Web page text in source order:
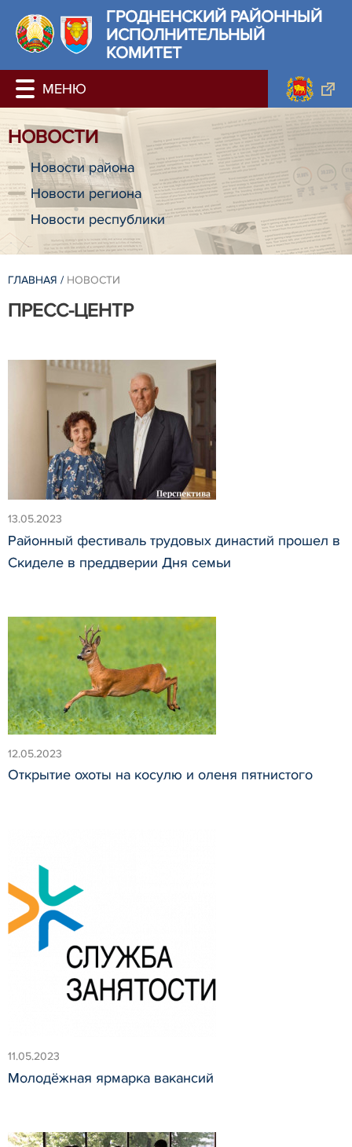
ГРОДНЕНСКИЙ РАЙОННЫЙ
ИСПОЛНИТЕЛЬНЫЙ
КОМИТЕТ
НОВОСТИ
Новости района
Новости региона
Новости республики
ГЛАВНАЯ / НОВОСТИ
ПРЕСС-ЦЕНТР
13.05.2023
Районный фестиваль трудовых династий прошел в
Скиделе в преддверии Дня семьи
12.05.2023
Открытие охоты на косулю и оленя пятнистого
11.05.2023
Молодёжная ярмарка вакансий